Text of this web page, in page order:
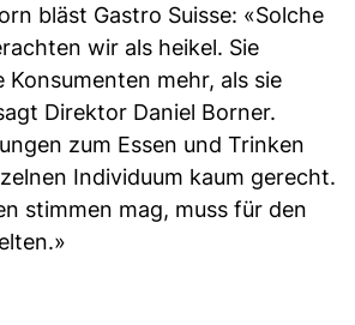
bläst Gastro Suisse: «Solche
wir als heikel. Sie
Konsumenten mehr, als sie
Direktor Daniel Borner.
zum Essen und Trinken
Individuum kaum gerecht.
stimmen mag, muss für den